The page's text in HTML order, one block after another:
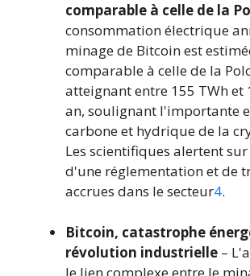
comparable à celle de la
consommation électrique
minage de Bitcoin est
comparable à celle de la
atteignant entre 155 TWh et
an, soulignant l'importante
carbone et hydrique de la
Les scientifiques alertent
d'une réglementation et de
accrues dans le secteur4.
Bitcoin, catastrophe
révolution industrielle –
le lien complexe entre le